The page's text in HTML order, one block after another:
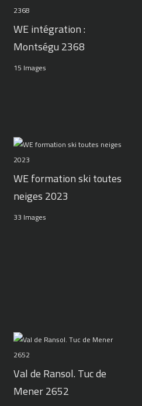
WE intégration :
Montségu 2368
15 Images
WE formation ski toutes
neiges 2023
33 Images
Val de Ransol. Tuc de
Mener 2652